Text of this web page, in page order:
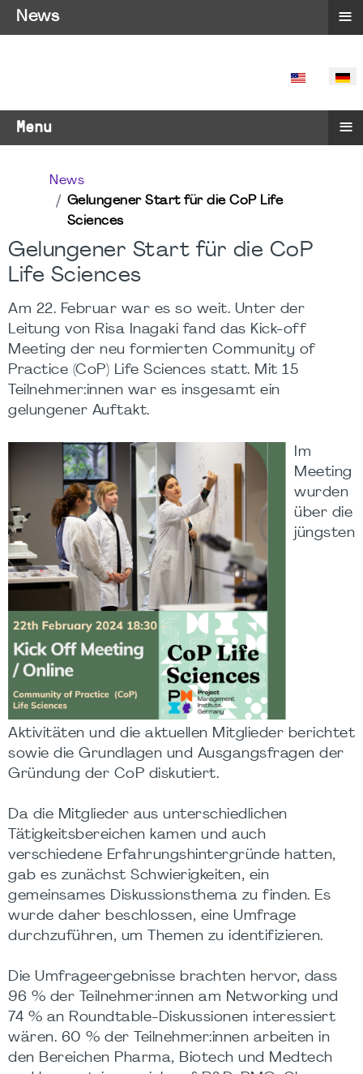
SPRACHE
Menu ≡
News
Gelungener Start für die CoP Life
Sciences
Gelungener Start für die CoP
Life Sciences
Am 22. Februar war es so weit. Unter der
Leitung von Risa Inagaki fand das Kick-off
Meeting der neu formierten Community of
Practice (CoP) Life Sciences statt. Mit 15
Teilnehmer:innen war es insgesamt ein
gelungener Auftakt.
Im
Meeting
wurden
über die
jüngsten
Aktivitäten und die aktuellen Mitglieder berichtet
sowie die Grundlagen und Ausgangsfragen der
Gründung der CoP diskutiert.
Da die Mitglieder aus unterschiedlichen
Tätigkeitsbereichen kamen und auch
verschiedene Erfahrungshintergründe hatten,
gab es zunächst Schwierigkeiten, ein
gemeinsames Diskussionsthema zu finden. Es
wurde daher beschlossen, eine Umfrage
durchzuführen, um Themen zu identifizieren.
Die Umfrageergebnisse brachten hervor, dass
96 % der Teilnehmer:innen am Networking und
74 % an Roundtable-Diskussionen interessiert
wären. 60 % der Teilnehmer:innen arbeiten in
den Bereichen Pharma, Biotech und Medtech
News ≡